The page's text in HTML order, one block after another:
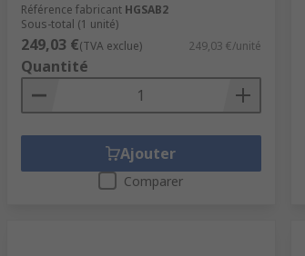
Référence fabricant HGSAB2
Sous-total (1 unité)
249,03 €(TVA exclue) 249,03 €/unité
Quantité
Ajouter
Comparer